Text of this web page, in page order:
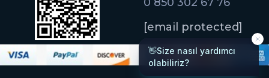
[email protected]